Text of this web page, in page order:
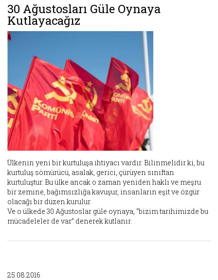
30 Ağustosları Güle Oynaya
Kutlayacağız
Ülkenin yeni bir kurtuluşa ihtiyacı vardır. Bilinmelidir ki, bu
kurtuluş sömürücü, asalak, gerici, çürüyen sınıftan
kurtuluştur. Bu ülke ancak o zaman yeniden haklı ve meşru
bir zemine, bağımsızlığa kavuşur, insanların eşit ve özgür
olacağı bir düzen kurulur.
Ve o ülkede 30 Ağustoslar güle oynaya, “bizim tarihimizde bu
mücadeleler de var” denerek kutlanır.
25.08.2016